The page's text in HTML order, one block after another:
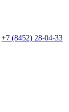
+7 (8452) 28-04-33